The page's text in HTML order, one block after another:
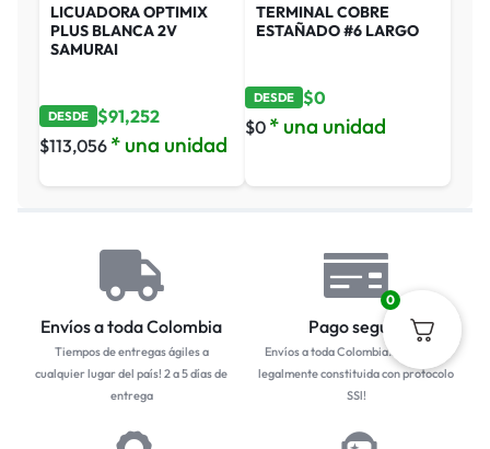
LICUADORA OPTIMIX
PLUS BLANCA 2V
SAMURAI
DESDE $91,252
$113,056 * una unidad
TERMINAL COBRE
ESTAÑADO #6 LARGO
DESDE $0
$0 * una unidad
Envíos a toda Colombia
Tiempos de entregas ágiles a
cualquier lugar del país! 2 a 5 días de
entrega
Pago seguro
Envíos a toda Colombia... Empresa
legalmente constituida con protocolo
SSl!
0